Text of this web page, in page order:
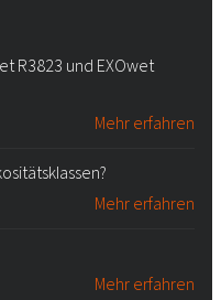
R3823 und EXOwet
Mehr erfahren
Mehr erfahren
Mehr erfahren